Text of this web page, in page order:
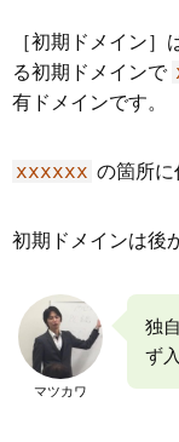
［初期ドメイン
る初期ドメインで
有ドメインです。
xxxxxx の箇所に
初期ドメインは後
マツカワ
独
ず